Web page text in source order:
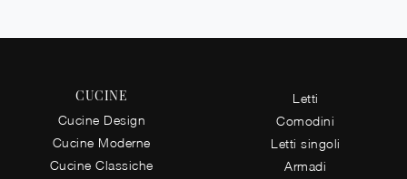
CUCINE
Cucine Design
Cucine Moderne
Cucine Classiche
Letti
Comodini
Letti singoli
Armadi